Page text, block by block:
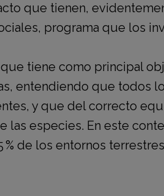
que tienen,
programa que los
tiene como principal
entendiendo que todos
y que del correcto
especies. En este
de los entornos